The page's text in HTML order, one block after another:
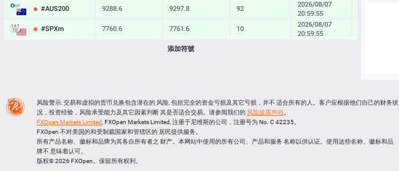
#AUS200 9288.6 9297.8 92
2026/08/07
20:59:55
#SPXm 7760.6 7761.6 10
2026/08/07
20:59:55
10904.7
LTCUSD 45.477 45.563 86 03:02:00 0.04 %
XRPUSD 1.03025 1.03175 150
ETHUSD 1912.854 1913.076 222 03:01:33 0.00 %
添加符號
风险警示: 交易和虚拟的货币兑换包含潜在的 风险, 包括完全的资金亏损及其它亏损，并不 适合所有的人。客户应根据他们自己的财务状
况，投资经验，风险承受能力及其它因素判断 其是否适合交易。请参阅我们的 风险披露声明
FXOpen Markets Limited , FXOpen Markets Limited, 注册于尼维斯的公司，注册号为 No. C 42235。
FXOpen 不对美国的和受制裁国家和管辖区的 居民提供服务。
所有产品名称、徽标和品牌为其各自所有者之 财产。本网站中使用的所有公司、产品和服务 名称以供认证。使用这些名称、徽标和品
牌不 意味着认可。
版权© 2026 FXOpen。保留所有权利。